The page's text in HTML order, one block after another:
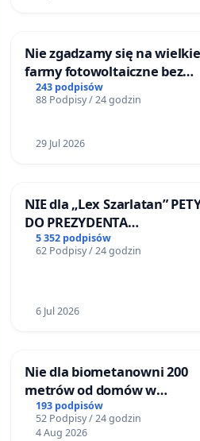
Nie zgadzamy się na wielkie
farmy fotowoltaiczne bez
rzetelnych analiz i akceptacji
mieszkańców
243 podpisów
88 Podpisy / 24 godzin
29 Jul 2026
NIE dla „Lex Szarlatan”
DO PREZYDENTA
RZECZYPOSPOLITEJ POLSKIEJ
5 352 podpisów
62 Podpisy / 24 godzin
6 Jul 2026
Nie dla biometanowni 200
metrów od domów w
Biernatkach, gm. Wądroże
Wielkie
193 podpisów
52 Podpisy / 24 godzin
4 Aug 2026